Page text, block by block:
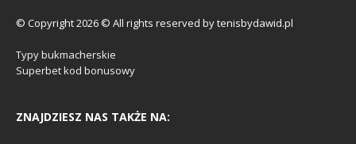
© Copyright 2026 © All rights reserved by tenisbydawid.pl
Typy bukmacherskie
Superbet kod bonusowy
ZNAJDZIESZ NAS TAKŻE NA: